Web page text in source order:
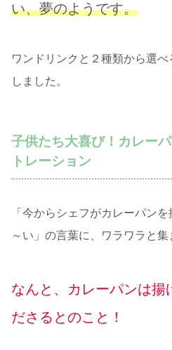
い、夢のようです。
ワンドリンクと２種類から選
しました。
子供たち大喜び！カレー
トレーション
「今からシェフがカレーパン
～い」の言葉に、ワラワラと集
なんと、カレーパンは揚
ださるとのこと！